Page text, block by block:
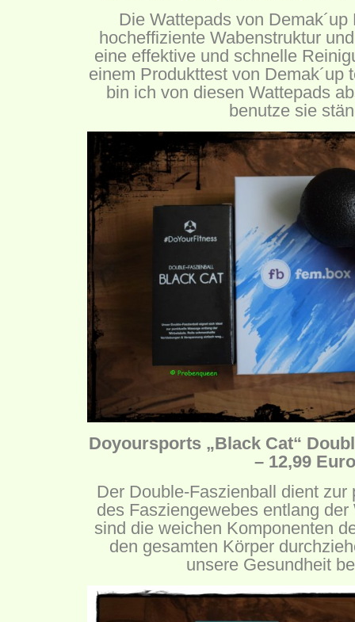
Die Wattepads von
hocheffiziente Wabenstruktur
eine effektive und schnelle
einem Produkttest von Demak´up
bin ich von diesen Wattepads
benutze sie
Doyoursports „Black Cat“
– 12,99 Euro
Der Double-Faszienball dient zur
des Fasziengewebes entlang
sind die weichen Komponenten
den gesamten Körper
unsere Gesundheit